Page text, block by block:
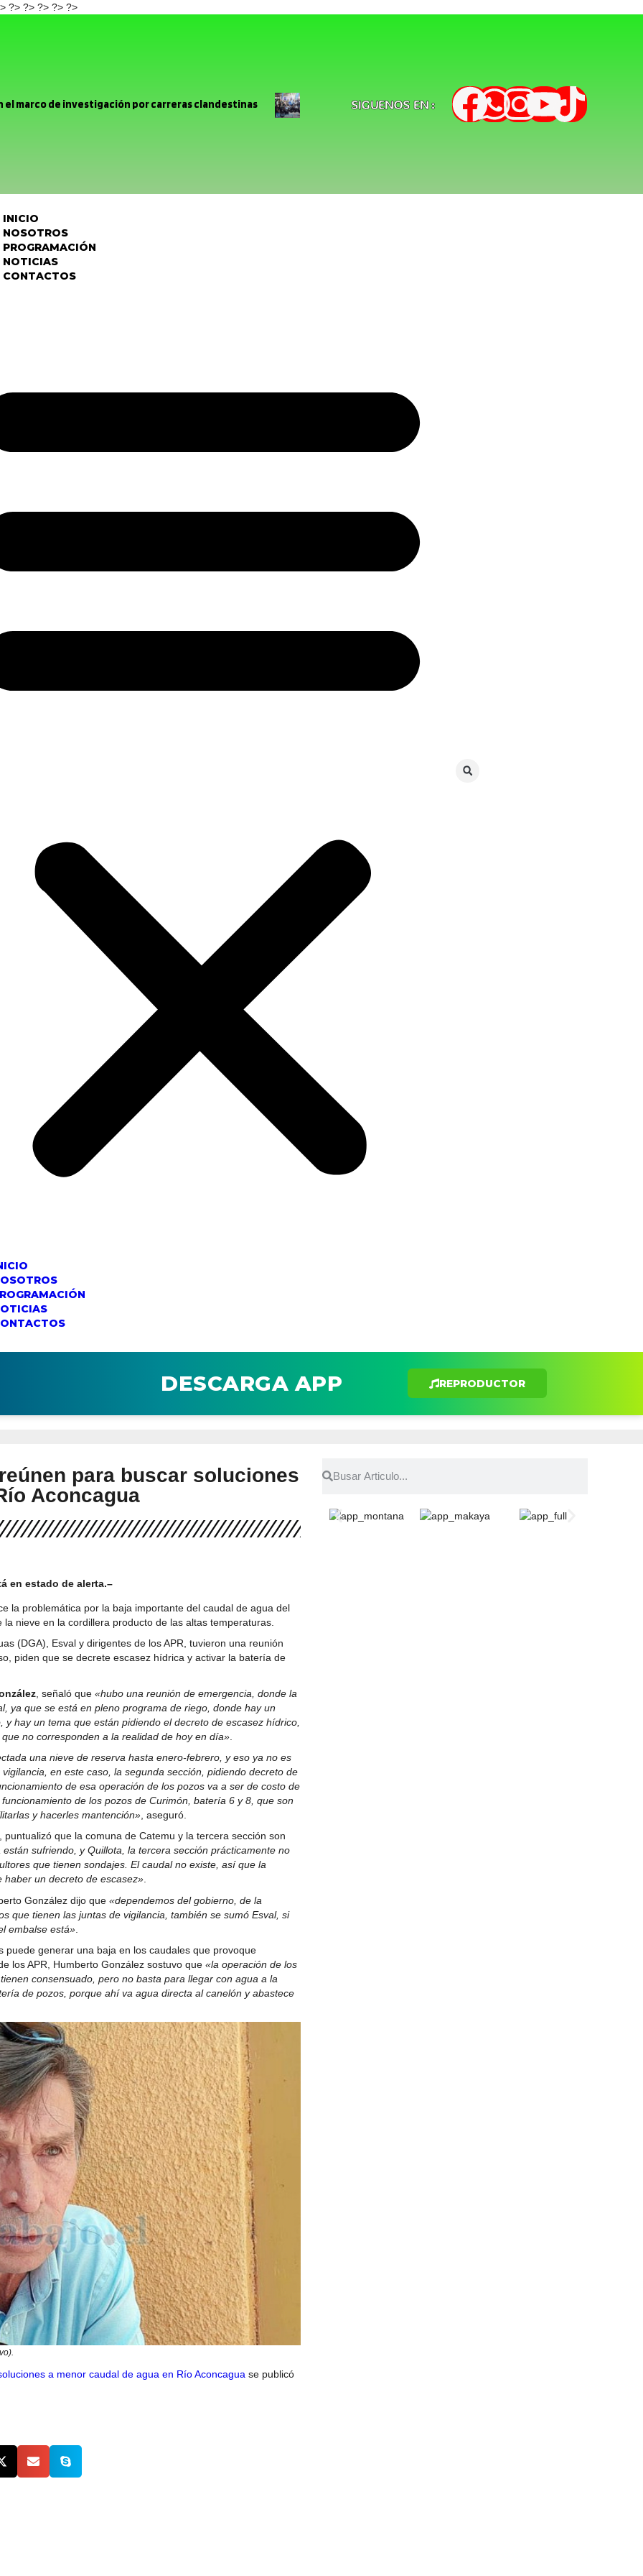
?> ?> ?> ?> ?>
el marco de investigación por carreras clandestinas
se volcó a las calles para conmemorar el aniversario de San
de La Troya valoran avances en tramitación para conexión
alcantarillado
SIGUENOS EN :
INICIO
NOSOTROS
PROGRAMACIÓN
NOTICIAS
CONTACTOS
DESCARGA APP REPRODUCTOR
para buscar soluciones
Aconcagua
en estado de alerta.–
la problemática por la baja importante del caudal de agua del
nieve en la cordillera producto de las altas temperaturas.
(DGA), Esval y dirigentes de los APR, tuvieron una reunión
piden que se decrete escasez hídrica y activar la batería de
, señaló que «hubo una reunión de emergencia, donde la
ya que se está en pleno programa de riego, donde hay un
hay un tema que están pidiendo el decreto de escasez hídrico,
no corresponden a la realidad de hoy en día»
una nieve de reserva hasta enero-febrero, y eso ya no es
en este caso, la segunda sección, pidiendo decreto de
de esa operación de los pozos va a ser de costo de
de los pozos de Curimón, batería 6 y 8, que son
y hacerles mantención» , aseguró.
que la comuna de Catemu y la tercera sección son
sufriendo, y Quillota, la tercera sección prácticamente no
que tienen sondajes. El caudal no existe, así que la
un decreto de escasez».
González dijo que «dependemos del gobierno, de la
que tienen las juntas de vigilancia, también se sumó Esval, si
embalse está»
generar una baja en los caudales que provoque
los APR, Humberto González sostuvo que «la operación de los
consensuado, pero no basta para llegar con agua a la
de pozos, porque ahí va agua directa al canelón y abastece
a menor caudal de agua en Río Aconcagua se publicó